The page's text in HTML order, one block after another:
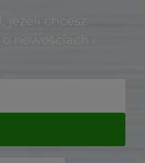
jeżeli chcesz